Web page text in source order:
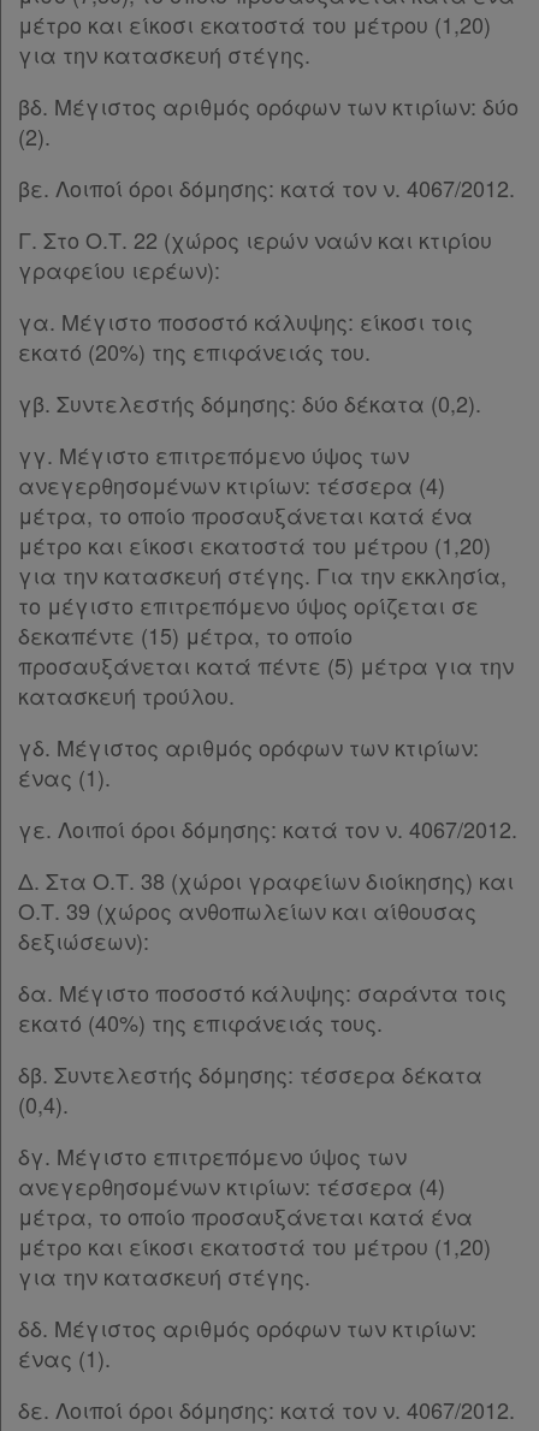
μέτρο και είκοσι εκατοστά του μέτρου (1,20)
για την κατασκευή στέγης.
βδ. Μέγιστος αριθμός ορόφων των κτιρίων: δύο
(2).
βε. Λοιποί όροι δόμησης: κατά τον ν. 4067/2012.
Γ. Στο Ο.Τ. 22 (χώρος ιερών ναών και κτιρίου
γραφείου ιερέων):
γα. Μέγιστο ποσοστό κάλυψης: είκοσι τοις
εκατό (20%) της επιφάνειάς του.
γβ. Συντελεστής δόμησης: δύο δέκατα (0,2).
γγ. Μέγιστο επιτρεπόμενο ύψος των
ανεγερθησομένων κτιρίων: τέσσερα (4)
μέτρα, το οποίο προσαυξάνεται κατά ένα
μέτρο και είκοσι εκατοστά του μέτρου (1,20)
για την κατασκευή στέγης. Για την εκκλησία,
το μέγιστο επιτρεπόμενο ύψος ορίζεται σε
δεκαπέντε (15) μέτρα, το οποίο
προσαυξάνεται κατά πέντε (5) μέτρα για την
κατασκευή τρούλου.
γδ. Μέγιστος αριθμός ορόφων των κτιρίων:
ένας (1).
γε. Λοιποί όροι δόμησης: κατά τον ν. 4067/2012.
Δ. Στα Ο.Τ. 38 (χώροι γραφείων διοίκησης) και
Ο.Τ. 39 (χώρος ανθοπωλείων και αίθουσας
δεξιώσεων):
δα. Μέγιστο ποσοστό κάλυψης: σαράντα τοις
εκατό (40%) της επιφάνειάς τους.
δβ. Συντελεστής δόμησης: τέσσερα δέκατα
(0,4).
δγ. Μέγιστο επιτρεπόμενο ύψος των
ανεγερθησομένων κτιρίων: τέσσερα (4)
μέτρα, το οποίο προσαυξάνεται κατά ένα
μέτρο και είκοσι εκατοστά του μέτρου (1,20)
για την κατασκευή στέγης.
δδ. Μέγιστος αριθμός ορόφων των κτιρίων:
ένας (1).
δε. Λοιποί όροι δόμησης: κατά τον ν. 4067/2012.